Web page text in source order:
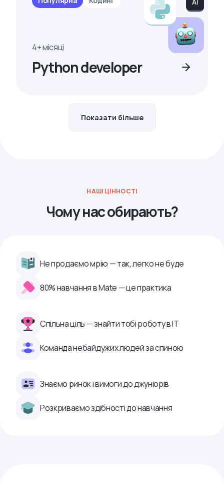
4+ місяці
Python developer
Показати більше
НАШІ ЦІННОСТІ
Чому нас обирають?
Не продаємо мрію — так, легко не буде
80% навчання в Mate — це практика
Спільна ціль — знайти тобі роботу в ІТ
Команда небайдужих людей за спиною
Знаємо ринок і вимоги до джуніорів
Розкриваємо здібності до навчання